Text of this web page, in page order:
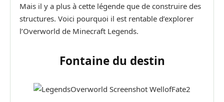
Mais il y a plus à cette légende que de construire des
structures. Voici pourquoi il est rentable d’explorer
l’Overworld de Minecraft Legends.
Fontaine du destin